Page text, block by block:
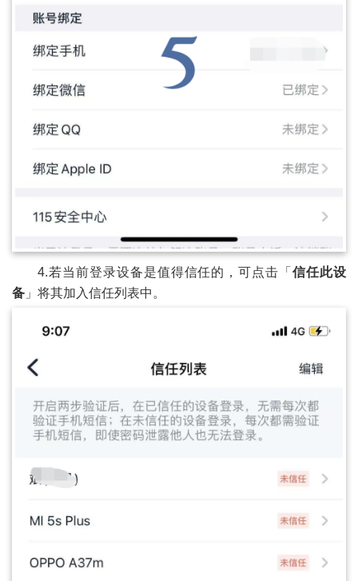
4.若当前登录设备是值得信任的，可点击「信任此设
备 」将其加入信任列表中。